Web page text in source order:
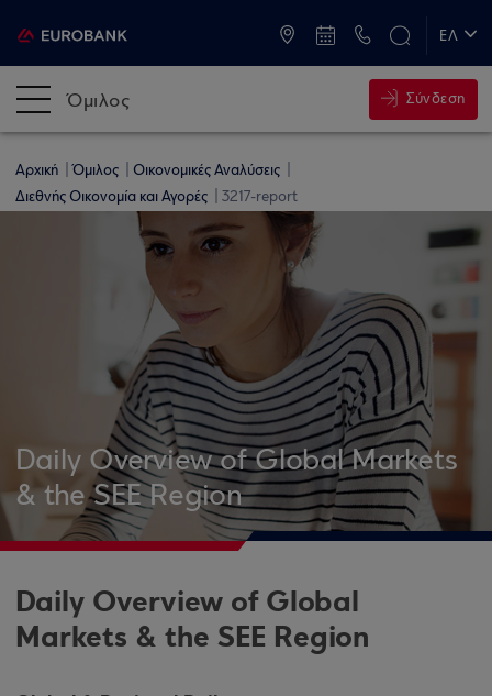
ΕΛ
Όμιλος Σύνδεση
Αρχική Όμιλος
Οικονομικές Αναλύσεις
Διεθνής Οικονομία και Αγορές
3217-report
Daily Overview of Global Markets
& the SEE Region
Daily Overview of Global
Markets & the SEE Region